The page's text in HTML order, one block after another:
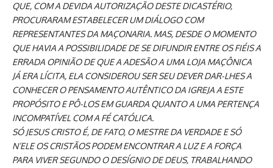
QUE, COM A DEVIDA AUTORIZAÇÃO DESTE DICASTÉRIO,
PROCURARAM ESTABELECER UM DIÁLOGO COM
REPRESENTANTES DA MAÇONARIA. MAS, DESDE O MOMENTO
QUE HAVIA A POSSIBILIDADE DE SE DIFUNDIR ENTRE OS FIÉIS A
ERRADA OPINIÃO DE QUE A ADESÃO A UMA LOJA MAÇÔNICA
JÁ ERA LÍCITA, ELA CONSIDEROU SER SEU DEVER DAR-LHES A
CONHECER O PENSAMENTO AUTÊNTICO DA IGREJA A ESTE
PROPÓSITO E PÔ-LOS EM GUARDA QUANTO A UMA PERTENÇA
INCOMPATÍVEL COM A FÉ CATÓLICA.
SÓ JESUS CRISTO É, DE FATO, O MESTRE DA VERDADE E SÓ
N’ELE OS CRISTÃOS PODEM ENCONTRAR A LUZ E A FORÇA
PARA VIVER SEGUNDO O DESÍGNIO DE DEUS, TRABALHANDO